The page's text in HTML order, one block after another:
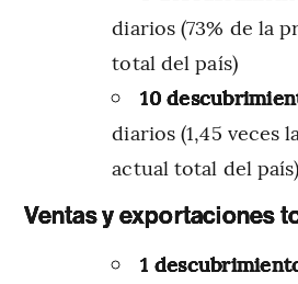
diarios (73% de la
total del país)
10
diarios (1,45 veces
actual total del país)
Ventas y exportaciones
1